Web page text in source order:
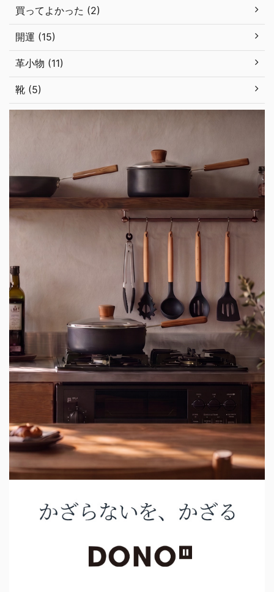
買ってよかった (2)
開運 (15)
革小物 (11)
靴 (5)